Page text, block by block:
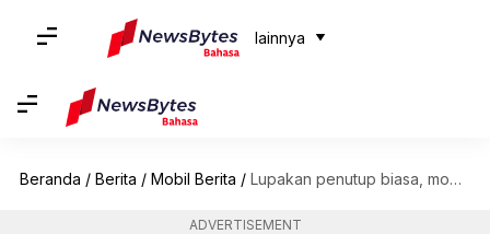
lainnya
Beranda / Berita / Mobil Berita / Lupakan penutup biasa, mobil Anda membutuhkan gelembung perlindungan futuristik ini
ADVERTISEMENT